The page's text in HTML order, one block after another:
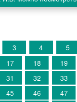
3 4 5
17 18 19
31 32 33
45 46 47